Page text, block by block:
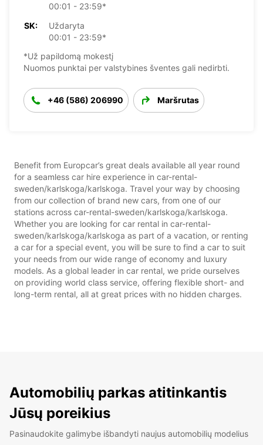
00:01 - 23:59*
SK:
Uždaryta
00:01 - 23:59*
*Už papildomą mokestį
Nuomos punktai per valstybines šventes gali nedirbti.
+46 (586) 206990 Maršrutas
Benefit from Europcar’s great deals available all year round
for a seamless car hire experience in car-rental-
sweden/karlskoga/karlskoga. Travel your way by choosing
from our collection of brand new cars, from one of our
stations across car-rental-sweden/karlskoga/karlskoga.
Whether you are looking for car rental in car-rental-
sweden/karlskoga/karlskoga as part of a vacation, or renting
a car for a special event, you will be sure to find a car to suit
your needs from our wide range of economy and luxury
models. As a global leader in car rental, we pride ourselves
on providing world class service, offering flexible short- and
long-term rental, all at great prices with no hidden charges.
Automobilių parkas atitinkantis
Jūsų poreikius
Pasinaudokite galimybe išbandyti naujus automobilių modelius